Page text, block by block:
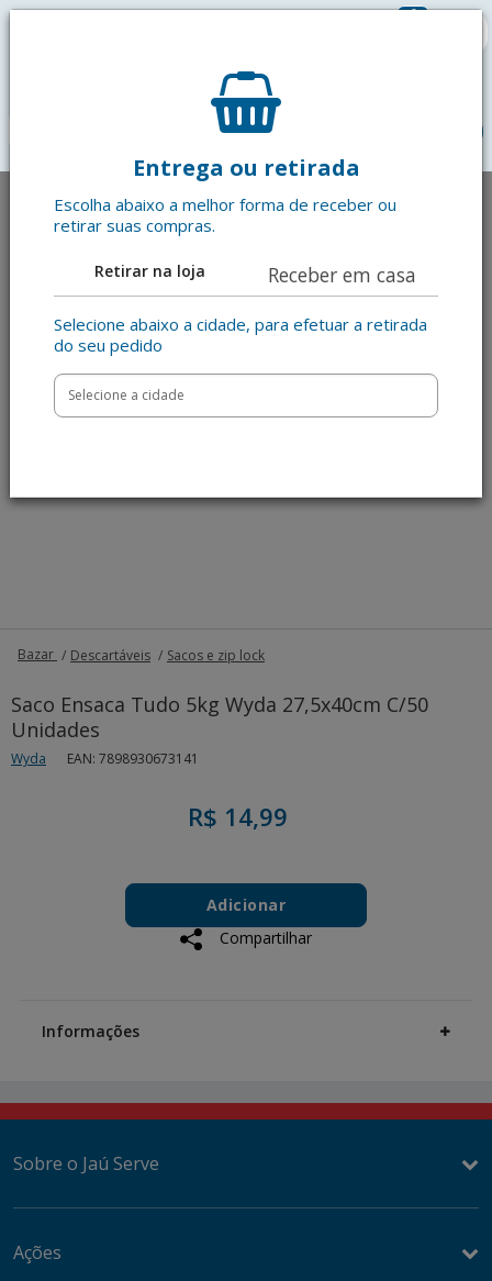
0
Entrega ou retirada
Escolha abaixo a melhor forma de receber ou
retirar suas compras.
Retirar na loja Receber em casa
Selecione abaixo a cidade, para efetuar a retirada
do seu pedido
Bazar Descartáveis Sacos e zip lock
Saco Ensaca Tudo 5kg Wyda 27,5x40cm C/50
Unidades
Wyda EAN: 7898930673141
R$ 14,99
to
cart
Product
ActionsAdicionar
Compartilhar
Information
Informações
Sobre o Jaú Serve
Ações